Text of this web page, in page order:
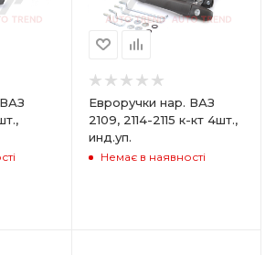
Евроручки нар. ВАЗ
2109, 2114-2115 к-кт 4шт.,
инд.уп.
Немає в наявності